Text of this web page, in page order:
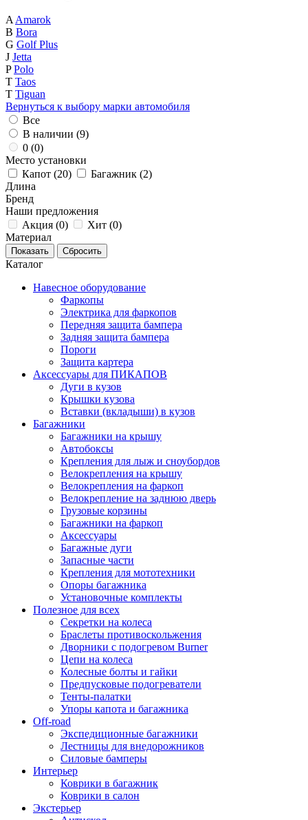
A Amarok
B Bora
G Golf Plus
J Jetta
P Polo
T Taos
T Tiguan
Вернуться к выбору марки автомобиля
Все
В наличии (9)
0 (0)
Место установки
Капот (20) Багажник (2)
Длина
Бренд
Наши предложения
Акция (0) Хит (0)
Материал
Каталог
Навесное оборудование
Фаркопы
Электрика для фаркопов
Передняя защита бампера
Задняя защита бампера
Пороги
Защита картера
Аксессуары для ПИКАПОВ
Дуги в кузов
Крышки кузова
Вставки (вкладыши) в кузов
Багажники
Багажники на крышу
Автобоксы
Крепления для лыж и сноубордов
Велокрепления на крышу
Велокрепления на фаркоп
Велокрепление на заднюю дверь
Грузовые корзины
Багажники на фаркоп
Аксессуары
Багажные дуги
Запасные части
Крепления для мототехники
Опоры багажника
Установочные комплекты
Полезное для всех
Секретки на колеса
Браслеты противоскольжения
Дворники с подогревом Burner
Цепи на колеса
Колесные болты и гайки
Предпусковые подогреватели
Тенты-палатки
Упоры капота и багажника
Off-road
Экспедиционные багажники
Лестницы для внедорожников
Силовые бамперы
Интерьер
Коврики в багажник
Коврики в салон
Экстерьер